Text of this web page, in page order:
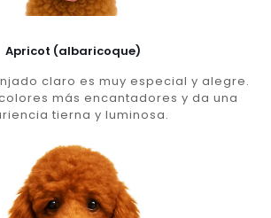
Apricot (albaricoque)
claro es muy especial y alegre.
más encantadores y da una
tierna y luminosa.